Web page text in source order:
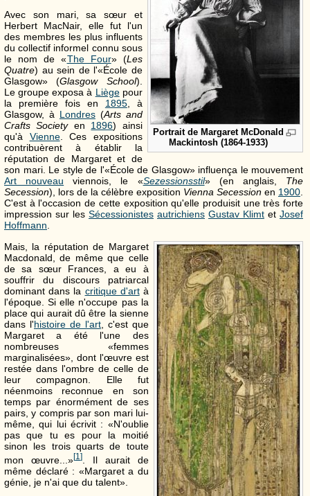
Portrait de Margaret McDonald
Mackintosh (1864-1933)
Avec son mari, sa sœur et
Herbert MacNair, elle fut l'un
des membres les plus influents
du collectif informel connu sous
le nom de «The Four» (Les
Quatre) au sein de l'«École de
Glasgow» (Glasgow School).
Le groupe exposa à Liègepour
la première fois en 1895, à
Glasgow, à Londres(Arts and
Crafts Societyen 1896) ainsi
qu'à Vienne. Ces expositions
contribuèrent à établir la
réputation de Margaret et de
son mari. Le style de l'«École de Glasgow» influença le mouvement
Art nouveau viennois, le «Sezessionsstil» (en anglais, The
Secession), lors de la célèbre exposition Vienna Secession en 1900.
C'est à l'occasion de cette exposition qu'elle produisit une très forte
impression sur les Sécessionistes autrichiens Gustav Klimt et Josef
Hoffmann.
Mais, la réputation de Margaret
Macdonald, de même que celle
de sa sœur Frances, a eu à
souffrir du discours patriarcal
dominant dans la critique d'artà
l'époque. Si elle n'occupe pas la
place qui aurait dû être la sienne
dans l'histoire de l'art, c'est que
Margaret a été l'une des
nombreuses «femmes
marginalisées», dont l'œuvre est
restée dans l'ombre de celle de
leur compagnon. Elle fut
néenmoins reconnue en son
temps par énormément de ses
pairs, y compris par son mari lui-
même, qui lui écrivit : «N'oublie
pas que tu es pour la moitié
sinon les trois quarts de toute
mon œuvre...»[1 ]. Il aurait de
même déclaré : «Margaret a du
génie, je n'ai que du talent».